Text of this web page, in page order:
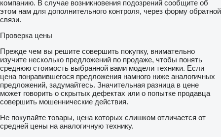
компанию. В случае возникновения подозрений сообщите об
этом нам для дополнительного контроля, через форму обратной
связи.
Проверка цены
Прежде чем вы решите совершить покупку, внимательно
изучите несколько предложений по продаже, чтобы понять
среднюю стоимость выбранной вами модели техники. Если
цена понравившегося предложения намного ниже аналогичных
предложений, задумайтесь. Значительная разница в цене
может говорить о скрытых дефектах или о попытке продавца
совершить мошеннические действия.
Не покупайте товары, цена которых слишком отличается от
средней цены на аналогичную технику.